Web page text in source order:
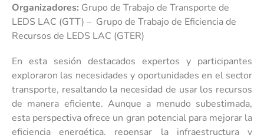
Organizadores: Grupo de Trabajo de Transporte de
LEDS LAC (GTT) – Grupo de Trabajo de Eficiencia de
Recursos de LEDS LAC (GTER)
En esta sesión destacados expertos y participantes
exploraron las necesidades y oportunidades en el sector
transporte, resaltando la necesidad de usar los recursos
de manera eficiente. Aunque a menudo subestimada,
esta perspectiva ofrece un gran potencial para mejorar la
eficiencia energética, repensar la infraestructura y